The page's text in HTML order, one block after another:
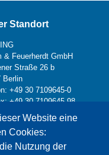
Website eine
Cookies:
Nutzung der
Standort
& Feuerherdt GmbH
Straße 26 b
Berlin
+49 30 7109645-0
+49 30 7109645-98